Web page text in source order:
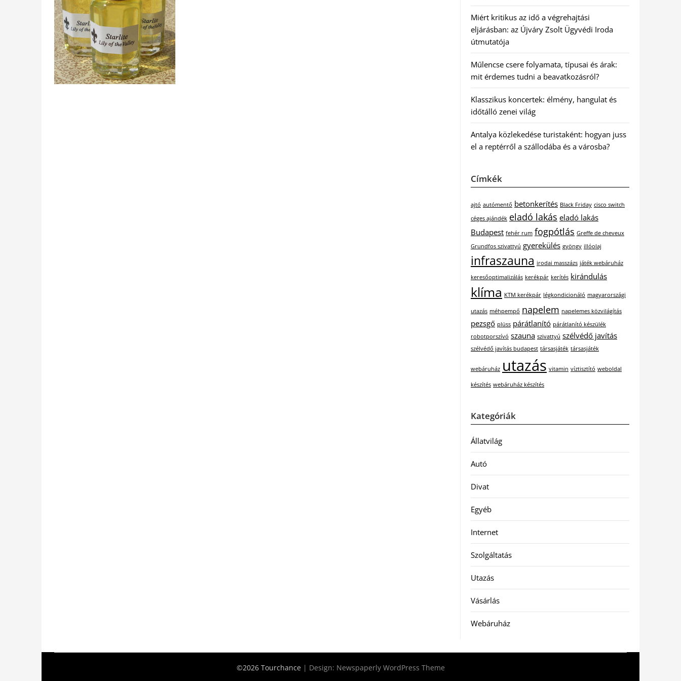
Miért kritikus az idő a végrehajtási
eljárásban: az Újváry Zsolt Ügyvédi Iroda
útmutatója
Műlencse csere folyamata, típusai és árak:
mit érdemes tudni a beavatkozásról?
Klasszikus koncertek: élmény, hangulat és
időtálló zenei világ
Antalya közlekedése turistaként: hogyan juss
el a reptérről a szállodába és a városba?
Címkék
ajtó autómentő betonkerítés Black Friday cisco switch
céges ajándék eladó lakás eladó lakás
Budapest fehér rum fogpótlás Greffe de cheveux
Grundfos szivattyú gyerekülés gyöngy illóolaj
infraszauna irodai masszázs játék webáruház
keresőoptimalizálás kerékpár kerítés kirándulás
klíma KTM kerékpár légkondicionáló magyarországi
utazás méhpempő napelem napelemes közvilágítás
pezsgő plüss párátlanító párátlanító készülék
robotporszívó szauna szivattyú szélvédő javítás
szélvédő javítás budapest társasjáték társasjáték
webáruház utazás vitamin víztisztító weboldal
készítés webáruház készítés
Kategóriák
Állatvilág
Autó
Divat
Egyéb
Internet
Szolgáltatás
Utazás
Vásárlás
Webáruház
©2026 Tourchance | Design: Newspaperly WordPress Theme